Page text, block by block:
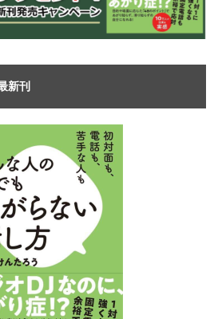
新刊